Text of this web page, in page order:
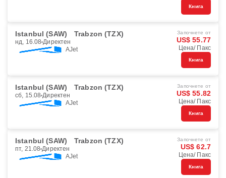
Книга
Istanbul (SAW) Trabzon (TZX)
нд, 16.08 Директен
AJet
Започнете от
US$ 55.77
Цена/ Пакс
Книга
Istanbul (SAW) Trabzon (TZX)
сб, 15.08 Директен
AJet
Започнете от
US$ 55.82
Цена/ Пакс
Книга
Istanbul (SAW) Trabzon (TZX)
пт, 21.08 Директен
AJet
Започнете от
US$ 62.7
Цена/ Пакс
Книга